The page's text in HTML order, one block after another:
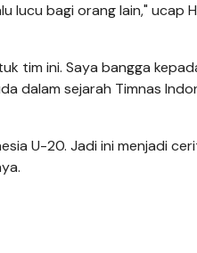
lucu bagi orang lain," ucap
tim ini. Saya bangga
dalam sejarah Timnas
U-20. Jadi ini menjadi